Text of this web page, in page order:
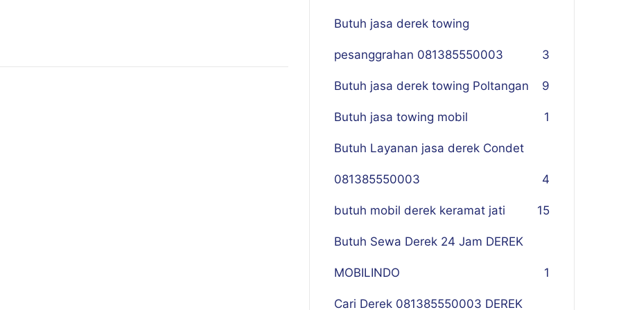
Butuh jasa derek towing
pesanggrahan 081385550003 3
Butuh jasa derek towing Poltangan 9
Butuh jasa towing mobil 1
Butuh Layanan jasa derek Condet
081385550003 4
butuh mobil derek keramat jati 15
Butuh Sewa Derek 24 Jam DEREK
MOBILINDO 1
Cari Derek 081385550003 DEREK